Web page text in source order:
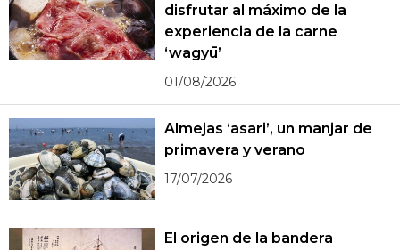
disfrutar al máximo de la
experiencia de la carne
‘wagyū’
01/08/2026
Almejas ‘asari’, un manjar de
primavera y verano
17/07/2026
El origen de la bandera